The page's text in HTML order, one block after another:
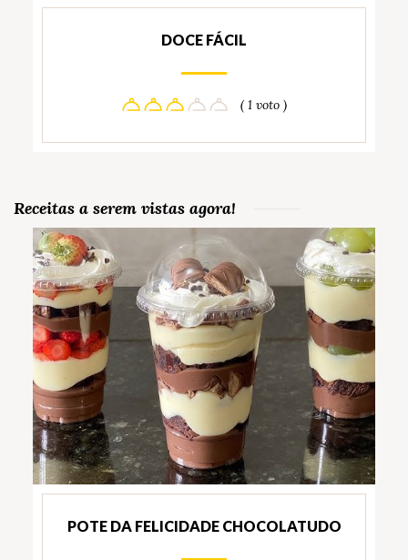
DOCE FÁCIL
( 1 voto )
Receitas a serem vistas agora!
POTE DA FELICIDADE CHOCOLATUDO